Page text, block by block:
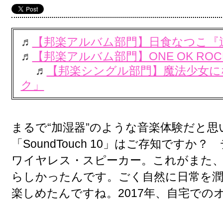
♬
【邦楽アルバム部門】日食なつこ
♬
【邦楽アルバム部門】ONE OK
♬
【邦楽シングル部門】魔法少女
ク」
まるで“加湿器”のような音楽体験だと
「SoundTouch 10」はご存知ですか？
ワイヤレス・スピーカー。これがまた
らしかったんです。ごく自然に日常を
楽しめたんですね。2017年、自宅での